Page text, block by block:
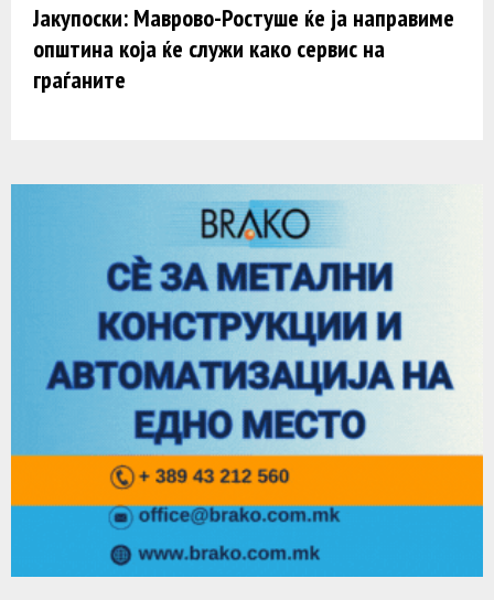
Јакупоски: Маврово-Ростуше ќе ја направиме
општина која ќе служи како сервис на
граѓаните